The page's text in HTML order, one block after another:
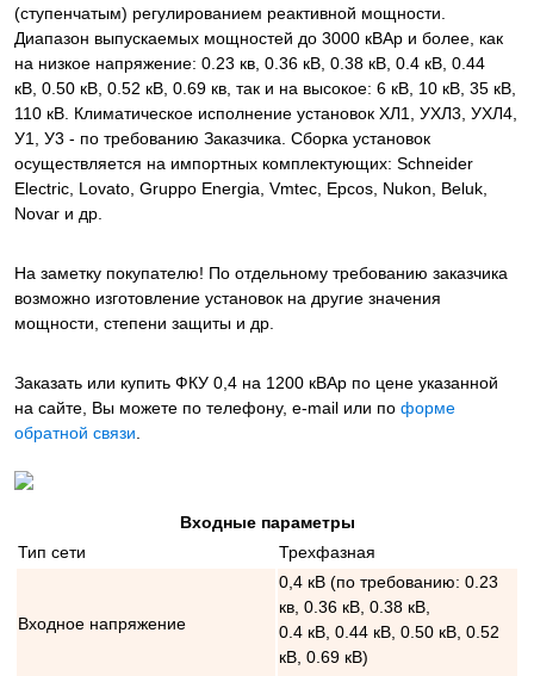
(ступенчатым) регулированием реактивной мощности.
Диапазон выпускаемых мощностей до 3000 кВАр и более, как
на низкое напряжение: 0.23 кв, 0.36 кВ, 0.38 кВ, 0.4 кВ, 0.44
кВ, 0.50 кВ, 0.52 кВ, 0.69 кв, так и на высокое: 6 кВ, 10 кВ, 35 кВ,
110 кВ. Климатическое исполнение установок ХЛ1, УХЛ3, УХЛ4,
У1, У3 - по требованию Заказчика. Сборка установок
осуществляется на импортных комплектующих: Schneider
Electric, Lovato, Gruppo Energia, Vmtec, Epcos, Nukon, Beluk,
Novar и др.
На заметку покупателю! По отдельному требованию заказчика
возможно изготовление установок на другие значения
мощности, степени защиты и др.
Заказать или купить ФКУ 0,4 на 1200 кВАр по цене указанной
на сайте, Вы можете по телефону, e-mail или по форме
обратной связи.
Входные параметры
Тип сети
Трехфазная
Входное напряжение
0,4 кВ (по требованию: 0.23
кв, 0.36 кВ, 0.38 кВ,
0.4 кВ, 0.44 кВ, 0.50 кВ, 0.52
кВ, 0.69 кВ)